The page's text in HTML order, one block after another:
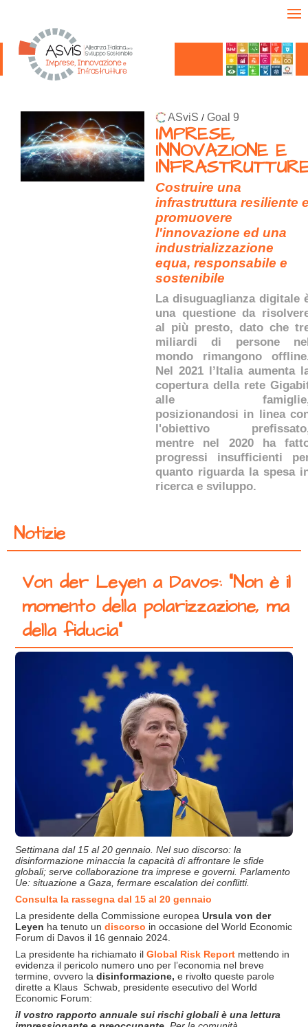
ASviS / Goal 9
IMPRESE,
INNOVAZIONE E
Costruire una
infrastruttura resiliente
promuovere
l'innovazione ed una
industrializzazione
equa, responsabile e
sostenibile
La disuguaglianza digitale
una questione da
al più presto, dato che
miliardi di persone
mondo rimangono
Nel 2021 l’Italia aumenta
copertura della rete
alle
posizionandosi in linea
l'obiettivo
mentre nel 2020 ha
progressi insufficienti
quanto riguarda la spesa
ricerca e sviluppo.
Notizie
Von der Leyen a Davos: “Non è il
momento della polarizzazione, ma
della fiducia”
Settimana dal 15 al 20 gennaio. Nel suo discorso: la
disinformazione minaccia la capacità di affrontare le sfide
globali; serve collaborazione tra imprese e governi. Parlamento
Ue: situazione a Gaza, fermare escalation dei conflitti.
Consulta la rassegna dal 15 al 20 gennaio
La presidente della Commissione europea Ursula von der
Leyen ha tenuto un discorso in occasione del World Economic
Forum di Davos il 16 gennaio 2024.
La presidente ha richiamato il Global Risk Report mettendo in
evidenza il pericolo numero uno per l’economia nel breve
termine, ovvero la disinformazione, e rivolto queste parole
dirette a Klaus Schwab, presidente esecutivo del World
Economic Forum:
il vostro rapporto annuale sui rischi globali è una lettura